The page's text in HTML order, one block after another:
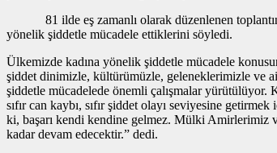
81 ilde eş zamanlı olarak düzenlenen
yönelik şiddetle mücadele ettiklerini söyledi.
Ülkemizde kadına yönelik şiddetle mücadele
şiddet dinimizle, kültürümüzle, geleneklerimizle ve
şiddetle mücadelede önemli çalışmalar
sıfır can kaybı, sıfır şiddet olayı seviyesine
ki, başarı kendi kendine gelmez. Mülki Amirlerimiz
kadar devam edecektir.” dedi.